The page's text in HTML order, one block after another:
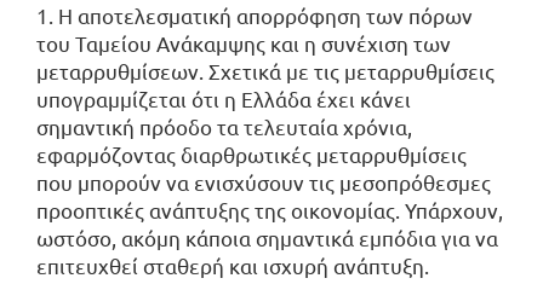
1. Η αποτελεσματική απορρόφηση των πόρων
του Ταμείου Ανάκαμψης και η συνέχιση των
μεταρρυθμίσεων. Σχετικά με τις μεταρρυθμίσεις
υπογραμμίζεται ότι η Ελλάδα έχει κάνει
σημαντική πρόοδο τα τελευταία χρόνια,
εφαρμόζοντας διαρθρωτικές μεταρρυθμίσεις
που μπορούν να ενισχύσουν τις μεσοπρόθεσμες
προοπτικές ανάπτυξης της οικονομίας. Υπάρχουν,
ωστόσο, ακόμη κάποια σημαντικά εμπόδια για να
επιτευχθεί σταθερή και ισχυρή ανάπτυξη.